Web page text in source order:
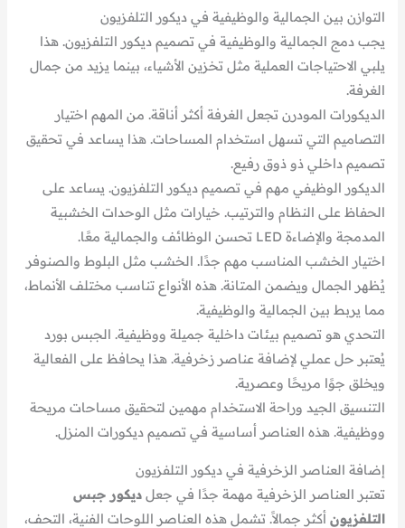
التوازن بين الجمالية والوظيفية في ديكور التلفزيون
يجب دمج الجمالية والوظيفية في تصميم ديكور التلفزيون. هذا
يلبي الاحتياجات العملية مثل تخزين الأشياء، بينما يزيد من جمال
الغرفة.
الديكورات المودرن تجعل الغرفة أكثر أناقة. من المهم اختيار
التصاميم التي تسهل استخدام المساحات. هذا يساعد في تحقيق
تصميم داخلي ذو ذوق رفيع.
الديكور الوظيفي مهم في تصميم ديكور التلفزيون. يساعد على
الحفاظ على النظام والترتيب. خيارات مثل الوحدات الخشبية
المدمجة والإضاءة LED تحسن الوظائف والجمالية معًا.
اختيار الخشب المناسب مهم جدًا. الخشب مثل البلوط والصنوفر
يُظهر الجمال ويضمن المتانة. هذه الأنواع تناسب مختلف الأنماط،
مما يربط بين الجمالية والوظيفية.
التحدي هو تصميم بيئات داخلية جميلة ووظيفية. الجبس بورد
يُعتبر حل عملي لإضافة عناصر زخرفية. هذا يحافظ على الفعالية
ويخلق جوًا مريحًا وعصرية.
التنسيق الجيد وراحة الاستخدام مهمين لتحقيق مساحات مريحة
ووظيفية. هذه العناصر أساسية في تصميم ديكورات المنزل.
إضافة العناصر الزخرفية في ديكور التلفزيون
تعتبر العناصر الزخرفية مهمة جدًا في جعلديكور جبس
التلفزيون أكثر جمالاً. تشمل هذه العناصر اللوحات الفنية، التحف،